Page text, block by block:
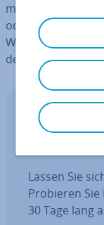
mühsame
oder ist viel­leicht
Wir zeigen Ihnen
den Fehler
Free VPS Trial
Lassen Sie
Probieren Sie
30 Tage lang